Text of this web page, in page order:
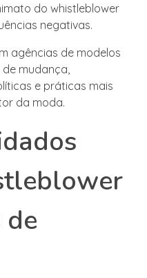
do whistleblower
negativas.
agências de modelos
mudança,
e práticas mais
da moda.
de